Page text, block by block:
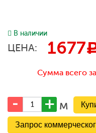
В наличии
ЦЕНА: 1677
Сумма всего
м
Запрос